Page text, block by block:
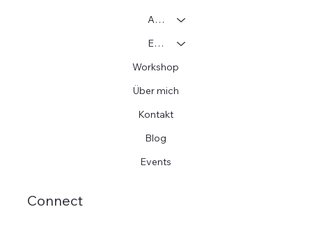
Adoption
Einzelcoaching
Workshop
Über mich
Kontakt
Blog
Events
Connect